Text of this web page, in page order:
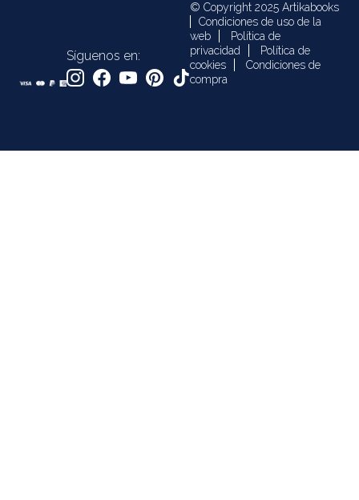
Síguenos en:
© Copyright 2025 Artikabooks
Condiciones de uso de la
web
Política de
privacidad
Política de
cookies
Condiciones de
compra